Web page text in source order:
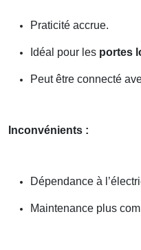
Praticité accrue.
Idéal pour les portes
Peut être connecté
Inconvénients :
Dépendance à
Maintenance plus